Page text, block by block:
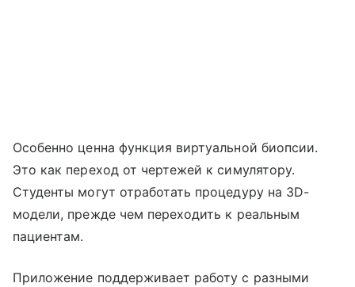
Особенно ценна функция виртуальной биопсии.
Это как переход от чертежей к симулятору.
Студенты могут отработать процедуру на 3D-
модели, прежде чем переходить к реальным
пациентам.
Приложение поддерживает работу с разными